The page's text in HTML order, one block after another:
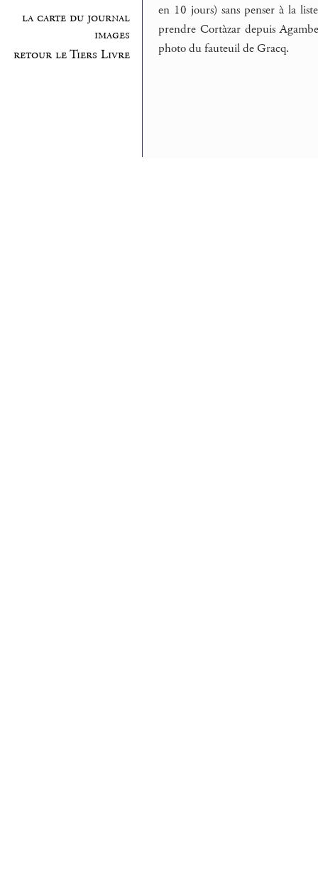
la carte du journal
images
retour le Tiers Livre
en 10 jours) sans penser à la
prendre Cortàzar depuis
photo du fauteuil de Gracq.